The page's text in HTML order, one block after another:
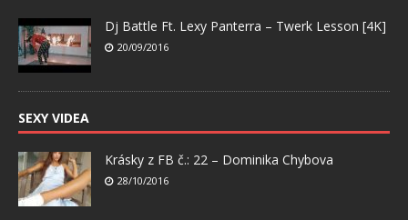
Dj Battle Ft. Lexy Panterra – Twerk Lesson [4K]
20/09/2016
SEXY VIDEA
Krásky z FB č.: 22 – Dominika Chybova
28/10/2016